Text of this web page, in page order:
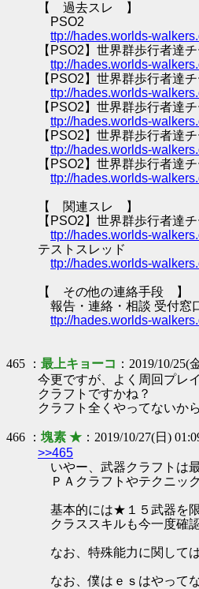
【 過去スレ 】
PSO2
ttp://hades.worlds-
【PSO2】世界群歩行者達
ttp://hades.worlds-
【PSO2】世界群歩行者達
ttp://hades.worlds-
【PSO2】世界群歩行者達
ttp://hades.worlds-
【PSO2】世界群歩行者達
ttp://hades.worlds-
【PSO2】世界群歩行者達
ttp://hades.worlds-
【 関連スレ 】
【PSO2】世界群歩行者達
ttp://hades.worlds-
テストスレッド
ttp://hades.worlds-
【 その他の連絡手段 】
報告・連絡・相談 受付窓
ttp://hades.worlds-
465 ： 最上キョーコ ：2019/10/25(
今更ですが、よく周回プレ
クラフトですかね？
クラフト全くやってないか
466 ： 塊素 ★ ：2019/10/27(日)
>>465
いやー、武器クラフトは
ＰＡクラフトやテクニッ
基本的には★１５武器を限
クラススキルも今一度確
なお、特殊能力に関して
なお、僕はｅｓはやってな